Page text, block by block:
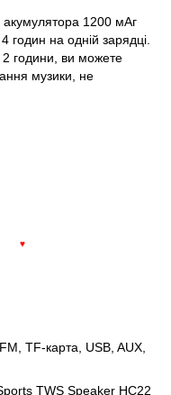
1200 мАг
годин на одній зарядці.
години, ви можете
музики, не
TF-карта, USB, AUX,
TWS Speaker HC22